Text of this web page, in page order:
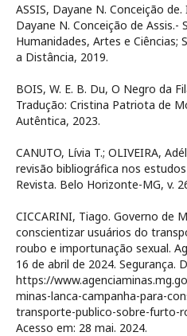
ASSIS, Dayane N. Conceição
Dayane N. Conceição de
Humanidades, Artes e Ciências;
a Distância, 2019.
BOIS, W. E. B. Du, O Negro da
Tradução: Cristina Patriota de
Autêntica, 2023.
CANUTO, Lívia T.; OLIVEIRA,
revisão bibliográfica nos
Revista. Belo Horizonte-MG, v.
CICCARINI, Tiago. Governo de
conscientizar usuários do
roubo e importunação sexual.
16 de abril de 2024. Segurança.
https://
minas-lanca-campanha-para-
transporte-publico-sobre-furto-
Acesso em: 28 mai. 2024.